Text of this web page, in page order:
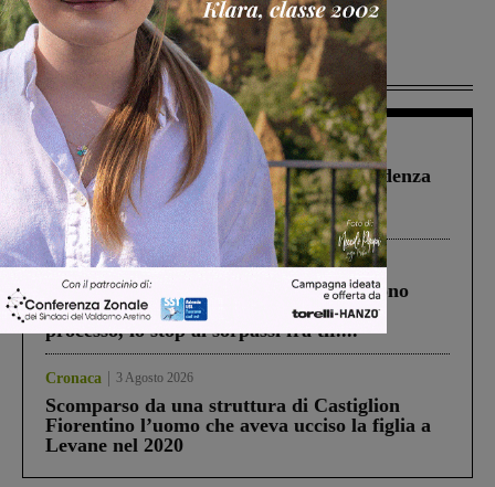
Più lette
Figline Incisa Valdarno 1 Agosto 2026
Piscina di Figline finanziata oltre la scadenza
Pnrr, il gruppo di Fratelli d’Italia: “Un
ringraziamento al Governo”
Cronaca 4 Agosto 2026
Un anno fa la strage in A1 in cui morirono
Gianni, Giulia e Franco. Lo schianto, il
processo, lo stop ai sorpassi fra tir....
Cronaca 3 Agosto 2026
Scomparso da una struttura di Castiglion
Fiorentino l’uomo che aveva ucciso la figlia a
Levane nel 2020